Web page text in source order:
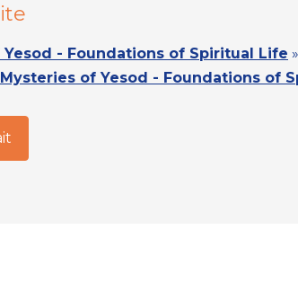
- Foundations of Spiritual Life »
of Yesod - Foundations of